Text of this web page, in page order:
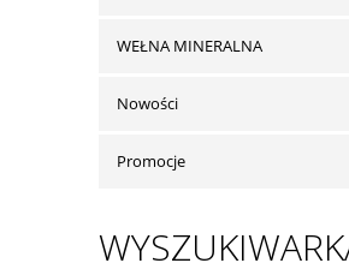
WEŁNA MINERALNA
Nowości
Promocje